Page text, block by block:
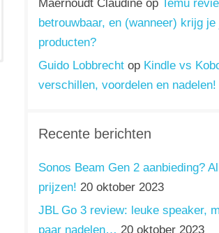
Maernoudt Claudine op Temu
betrouwbaar, en (wanneer) krijg je
producten?
Guido Lobbrecht op Kindle vs
verschillen, voordelen en nadelen!
Recente berichten
Sonos Beam Gen 2 aanbieding?
prijzen! 20 oktober 2023
JBL Go 3 review: leuke speaker,
paar nadelen… 20 oktober 2023